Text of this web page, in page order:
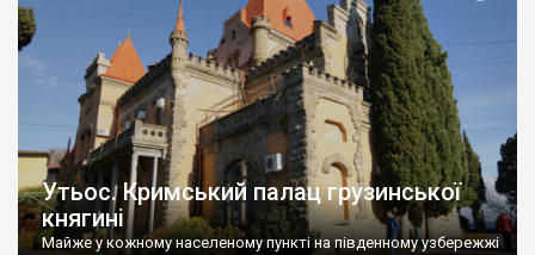
Утьос. Кримський палац грузинської
княгині
Майже у кожному населеному пункті на південному узбережжі